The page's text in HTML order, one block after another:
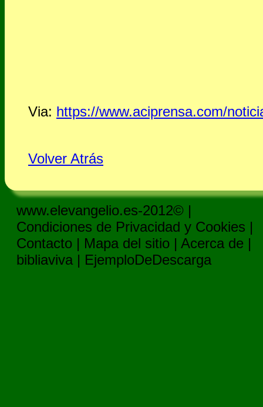
Via: https://www.aciprensa.com/
Volver Atrás
www.elevangelio.es-2012© |
Condiciones de Privacidad y Cookies |
Contacto | Mapa del sitio | Acerca de |
bibliaviva | EjemploDeDescarga